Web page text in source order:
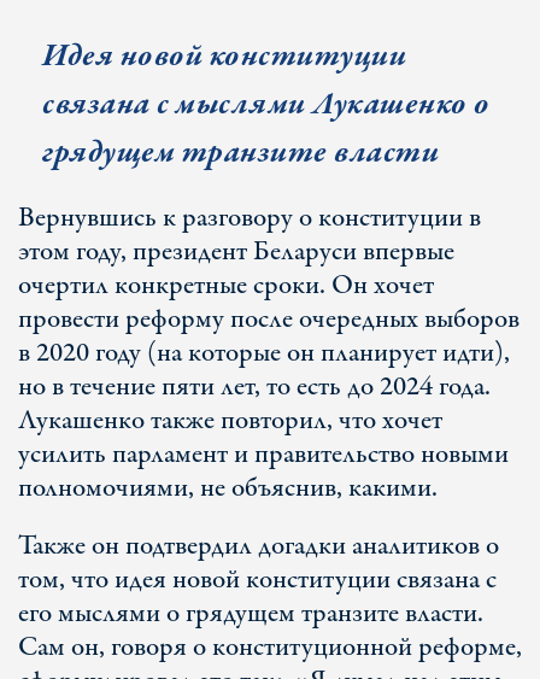
Идея новой конституции
связана с мыслями Лукашенко о
грядущем транзите власти
Вернувшись к разговору о конституции в
этом году, президент Беларуси впервые
очертил конкретные сроки. Он хочет
провести реформу после очередных выборов
в 2020 году (на которые он планирует идти),
но в течение пяти лет, то есть до 2024 года.
Лукашенко также повторил, что хочет
усилить парламент и правительство новыми
полномочиями, не объяснив, какими.
Также он подтвердил догадки аналитиков о
том, что идея новой конституции связана с
его мыслями о грядущем транзите власти.
Сам он, говоря о конституционной реформе,